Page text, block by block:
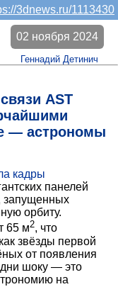
3dnews.ru/1113430
AST
— астрономы
02 ноября 2024
Геннадий Детинич
кадры
панелей
запущенных
орбиту.
65 м2, что
звёзды первой
от появления
шоку — это
на